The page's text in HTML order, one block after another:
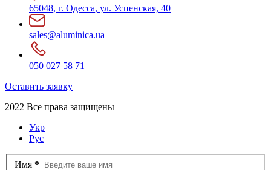
65048, г. Одесса, ул. Успенская, 40
sales@aluminica.ua
050 027 58 71
Оставить заявку
2022 Все права защищены
Укр
Рус
Имя *